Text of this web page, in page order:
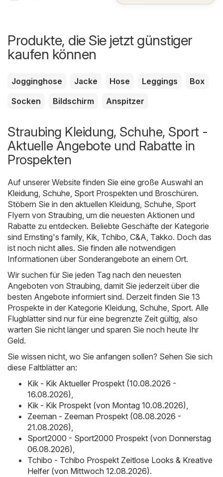
Produkte, die Sie jetzt günstiger
kaufen können
Jogginghose Jacke Hose Leggings
Box
Socken
Bildschirm Anspitzer
Straubing Kleidung, Schuhe, Sport -
Aktuelle Angebote und Rabatte in
Prospekten
Auf unserer Website finden Sie eine große Auswahl an
Kleidung, Schuhe, Sport Prospekten und Broschüren.
Stöbern Sie in den aktuellen Kleidung, Schuhe, Sport
Flyern von Straubing, um die neuesten Aktionen und
Rabatte zu entdecken. Beliebte Geschäfte der Kategorie
sind Ernsting's family, Kik, Tchibo, C&A, Takko. Doch das
ist noch nicht alles. Sie finden alle notwendigen
Informationen über Sonderangebote an einem Ort.
Wir suchen für Sie jeden Tag nach den neuesten
Angeboten von Straubing, damit Sie jederzeit über die
besten Angebote informiert sind. Derzeit finden Sie 13
Prospekte in der Kategorie Kleidung, Schuhe, Sport. Alle
Flugblätter sind nur für eine begrenzte Zeit gültig, also
warten Sie nicht länger und sparen Sie noch heute Ihr
Geld.
Sie wissen nicht, wo Sie anfangen sollen? Sehen Sie sich
diese Faltblätter an:
Kik - Kik Aktueller Prospekt (10.08.2026 -
16.08.2026),
Kik - Kik Prospekt (von Montag 10.08.2026),
Zeeman - Zeeman Prospekt (08.08.2026 -
21.08.2026),
Sport2000 - Sport2000 Prospekt (von Donnerstag
06.08.2026),
Tchibo - Tchibo Prospekt Zeitlose Looks & Kreative
Helfer (von Mittwoch 12.08.2026).